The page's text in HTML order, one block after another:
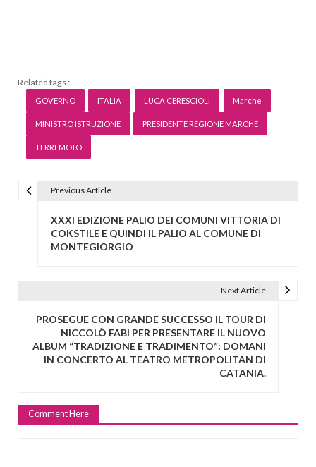
Related tags :
GOVERNO ITALIA LUCA CERESCIOLI Marche
MINISTRO ISTRUZIONE PRESIDENTE REGIONE MARCHE
TERREMOTO
N
a
r
Previous Article
XXXI EDIZIONE PALIO DEI COMUNI VITTORIA DI
COKSTILE E QUINDI IL PALIO AL COMUNE DI
MONTEGIORGIO
Next Article
PROSEGUE CON GRANDE SUCCESSO IL TOUR DI
NICCOLÒ FABI PER PRESENTARE IL NUOVO
ALBUM “TRADIZIONE E TRADIMENTO”: DOMANI
IN CONCERTO AL TEATRO METROPOLITAN DI
CATANIA.
Comment Here